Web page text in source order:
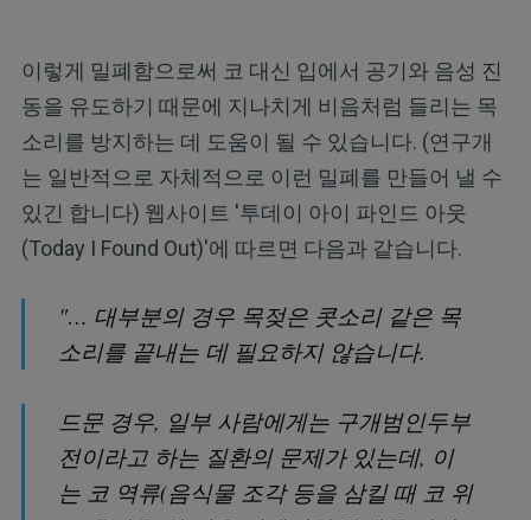
이렇게 밀폐함으로써 코 대신 입에서 공기와 음성 진
동을 유도하기 때문에 지나치게 비음처럼 들리는 목
소리를 방지하는 데 도움이 될 수 있습니다. (연구개
는 일반적으로 자체적으로 이런 밀폐를 만들어 낼 수
있긴 합니다) 웹사이트 '투데이 아이 파인드 아웃
(Today I Found Out)'에 따르면 다음과 같습니다.
"… 대부분의 경우 목젖은 콧소리 같은 목
소리를 끝내는 데 필요하지 않습니다.
드문 경우, 일부 사람에게는 구개범인두부
전이라고 하는 질환의 문제가 있는데, 이
는 코 역류(음식물 조각 등을 삼킬 때 코 위